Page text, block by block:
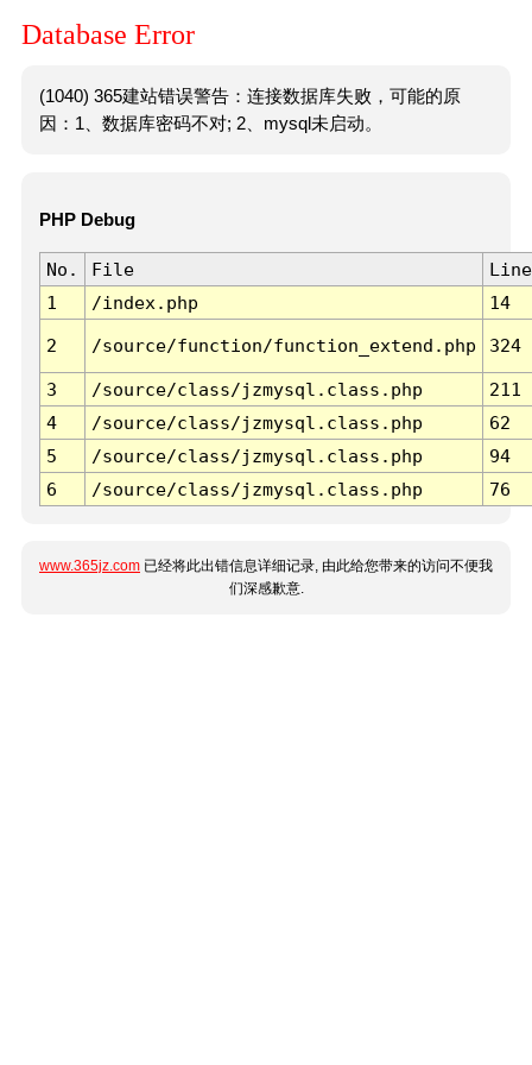
Database Error
(1040) 365建站错误警告：连接数据库失败，可能的原
因：1、数据库密码不对; 2、mysql未启动。
PHP Debug
No. File
Line
1
/index.php 14
2 /source/function/function_extend.php 324
3 /source/class/jzmysql.class.php
211
4
/source/class/jzmysql.class.php
62
5
/source/class/jzmysql.class.php
94
6
/source/class/jzmysql.class.php 76
www.365jz.com 已经将此出错信息详细记录, 由此给您带来的访问不便我
们深感歉意.